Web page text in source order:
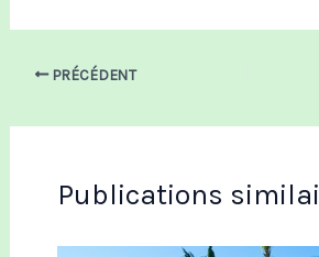
PRÉCÉDENT
Publications